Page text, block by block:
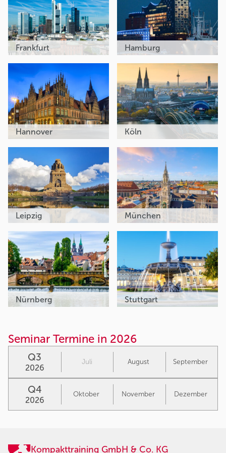
Frankfurt Hamburg
Hannover Köln
Leipzig München
Nürnberg Stuttgart
Seminar Termine in 2026
Q3
2026
Juli August September
Q4
2026
Oktober November Dezember
Kompakttraining GmbH & Co. KG